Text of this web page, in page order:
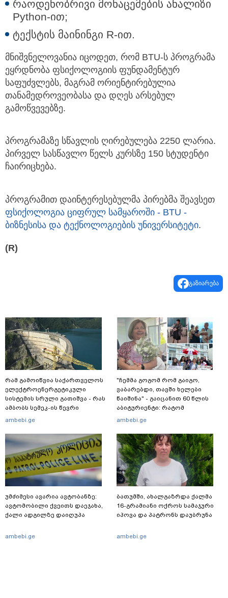
რაოდენობრივი მონაცემების ანალიზი
Python-ით;
ტექსტის მაინინგი R-ით.
მნიშვნელოვანია იცოდეთ, რომ BTU-ს პროგრამა
ეყრდნობა ფსიქოლოგიის ფუნდამენტურ
საფუძვლებს, მაგრამ ორიენტირებულია
თანამედროვეობასა და დღეს არსებულ
გამოწვევებზე.
პროგრამაზე სწავლის ღირებულება 2250 ლარია.
პირველ სასწავლო წელს კურსზე 150 სტუდენტი
ჩაირიცხება.
პროგრამით დაინტერესებულმა პირებმა შეავსეთ
ფსიქოლოგია ციფრულ სამყაროში - BTU -
ბიზნესისა და ტექნოლოგიების უნივერსიტეტი.
(R)
გაზიარება
რამ გამოიწვია საქართველოს
ელექტროენერგეტიკული
სისტემის სრული გათიშვა - რას
ამბობს სემეკ-ის წევრი
ambebi.ge
უმძიმესი ავარია ავტობანზე:
ავტომობილი ქვეითს დაეჯახა,
ქალი ადგილზე დაიღუპა
ambebi.ge
"ჩემმა გოგომ რომ გაიგო,
ვაბარებდი, თავში ხელები
წაიშინა" - გაიცანით 60 წლის
აბიტურიენტი: რატომ
გადაწყვიტა ბაგრატიონთა
გამოცდებზე გასვლა
ambebi.ge
ბათუმში, ახალგაზრდა ქალმა
16-გრამიანი ოქროს სამაჯური
იპოვა და პატრონს დაუბრუნა
ambebi.ge